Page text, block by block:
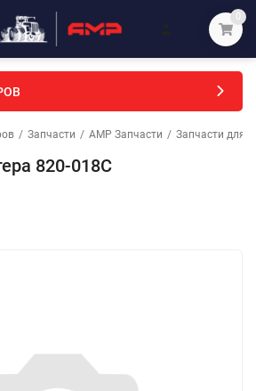
0
/ Запчасти / АМР Запчасти / Запчасти для
820-018C